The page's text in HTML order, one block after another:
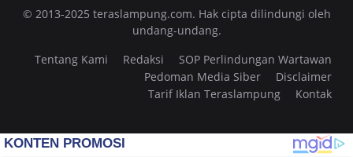
© 2013-2025 teraslampung.com. Hak cipta dilindungi oleh
undang-undang.
Tentang Kami
Redaksi
SOP Perlindungan Wartawan
Pedoman Media Siber
Disclaimer
Tarif Iklan Teraslampung
Kontak